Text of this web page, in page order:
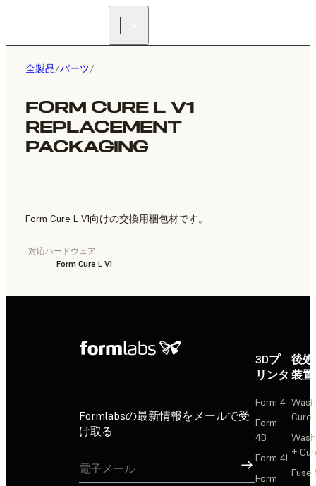
全製品/パーツ/
FORM CURE L V1
REPLACEMENT
PACKAGING
Form Cure L V1向けの交換用梱包材です。
対応ハードウェア
Form Cure L V1
Formlabsの最新情報をメールで受
け取る
サインアップ
3Dプ
リンタ
Form 4
Form
4B
Form 4L
Form
後
装置
Cure
+
Fuse